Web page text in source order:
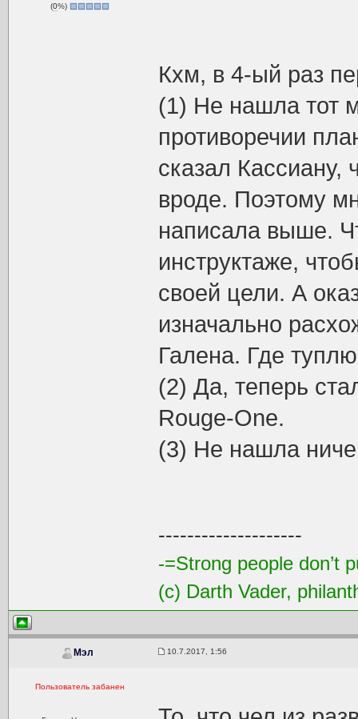
(0%)
Кхм, в 4-ый раз
(1) Не нашла тот
противоречии
сказал Кассиану,
вроде. Поэтому
написала выше.
инструктаже,
своей цели. А
изначально
Галена. Где
(2) Да, теперь
Rouge-One.
(3) Не нашла
--------------------
-=Strong people don’t
(c) Darth Vader,
Мэл 10.7.2017, 1:56
Пользователь забанен